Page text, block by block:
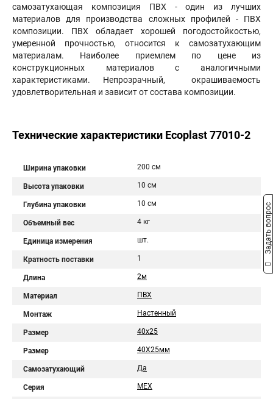
самозатухающая композиция ПВХ - один из лучших
материалов для производства сложных профилей - ПВХ
композиции. ПВХ обладает хорошей погодостойкостью,
умеренной прочностью, относится к самозатухающим
материалам. Наиболее приемлем по цене из
конструкционных материалов с аналогичными
характеристиками. Непрозрачный, окрашиваемость
удовлетворительная и зависит от состава композиции.
Технические характеристики Ecoplast 77010-2
Ширина упаковки 200 см
Высота упаковки 10 см
Глубина упаковки 10 см
Объемный вес 4 кг
Единица измерения шт.
Кратность поставки 1
Длина 2м
Материал ПВХ
Монтаж Настенный
Размер 40х25
Размер 40Х25мм
Самозатухающий Да
Серия MEX
Задать вопрос